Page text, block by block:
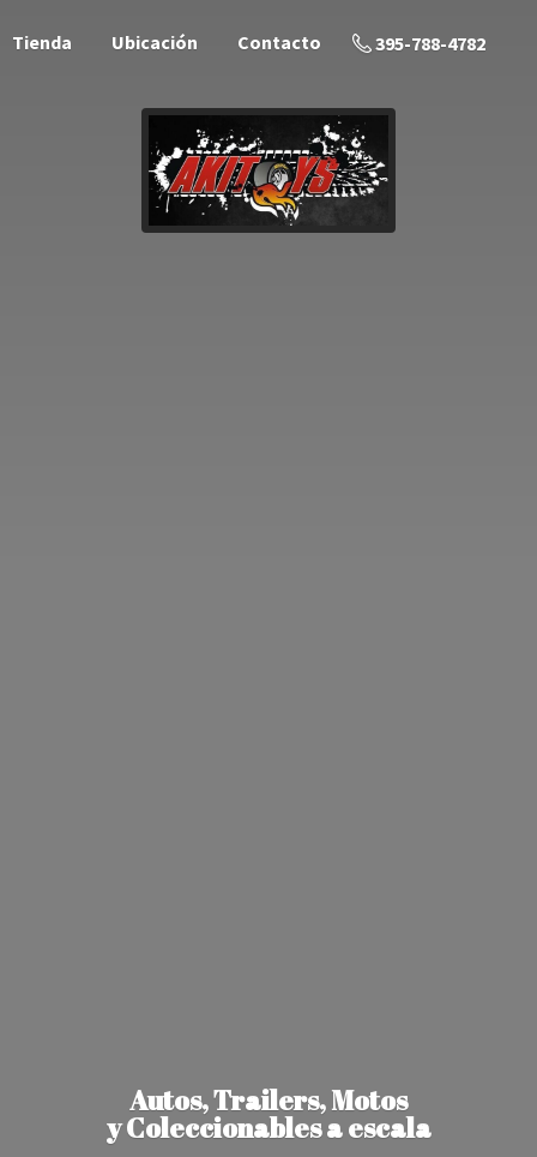
Tienda Ubicación Contacto 395-788-4782
Autos, Trailers, Motos
y Coleccionablesa escala